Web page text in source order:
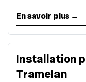
En savoir plus →
Installation
Tramelan